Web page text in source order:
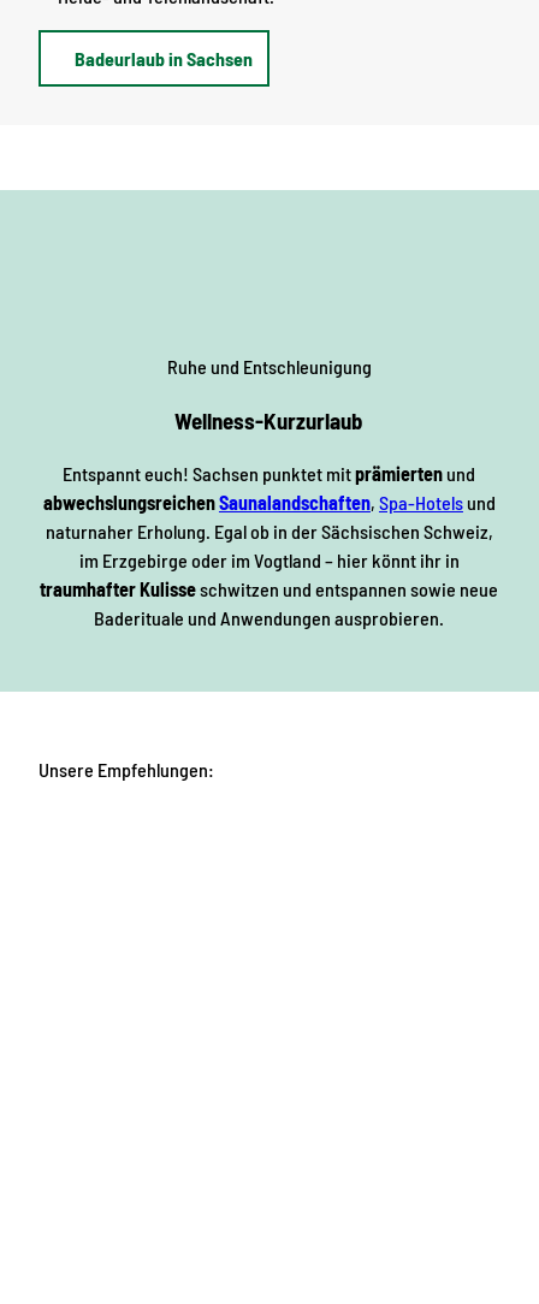
Badeurlaub in Sachsen
Ruhe und Entschleunigung
Wellness-Kurzurlaub
Entspannt euch! Sachsen punktet mitprämierten und
abwechslungsreichenSaunalandschaften, Spa-Hotelsund
naturnaher Erholung. Egal ob in der Sächsischen Schweiz,
im Erzgebirge oder im Vogtland – hier könnt ihr in
traumhafter Kulisseschwitzen und entspannen sowie neue
Baderituale und Anwendungen ausprobieren.
Unsere Empfehlungen: